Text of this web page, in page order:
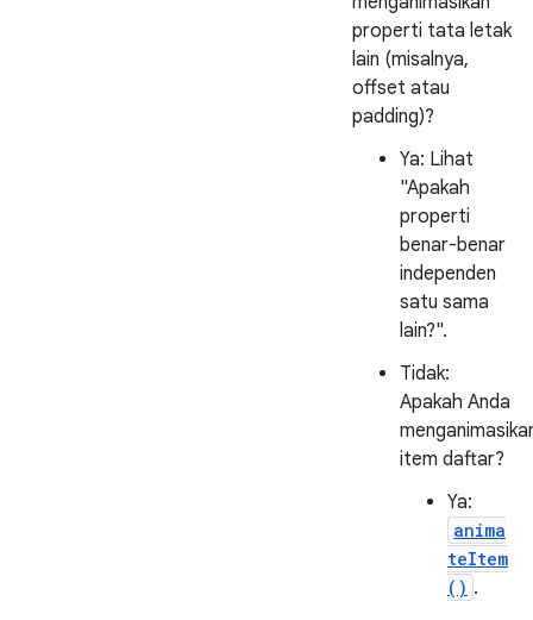
properti tata letak
lain (misalnya,
offset atau
padding)?
Ya: Lihat
"Apakah
properti
benar-benar
independen
satu sama
lain?".
Tidak:
Apakah Anda
item daftar?
Ya:
anima
teItem
() .